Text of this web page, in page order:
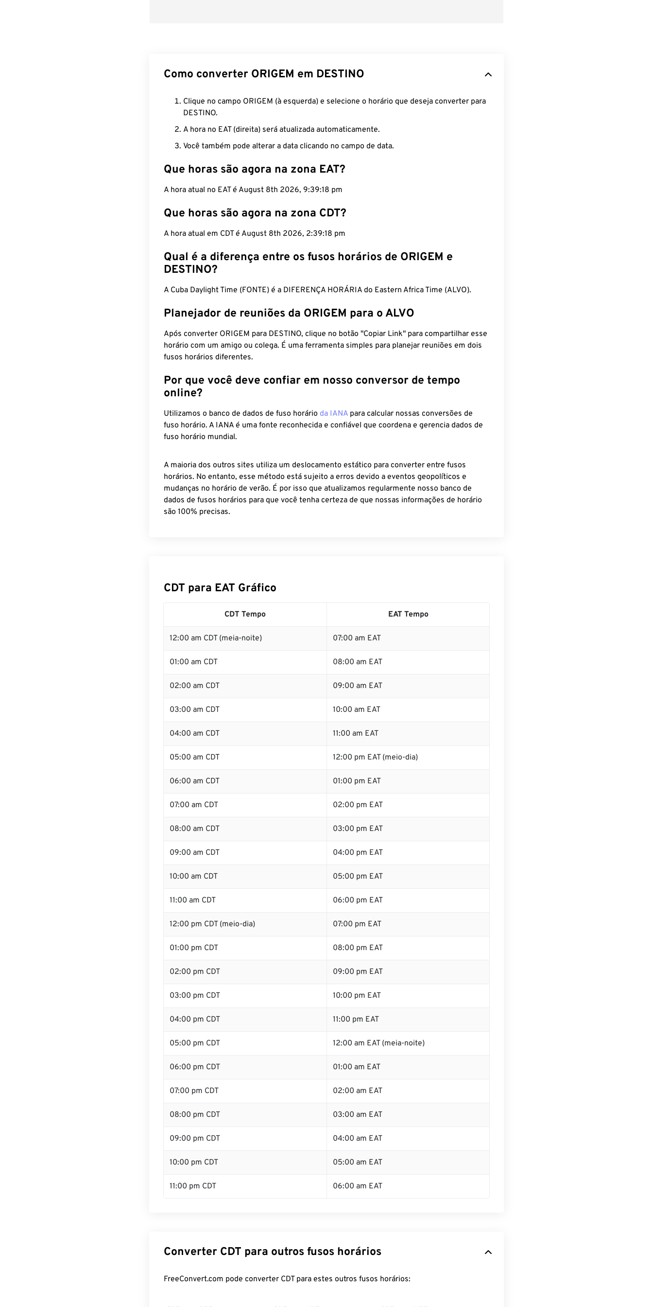
Como converter ORIGEM em DESTINO
Clique no campo ORIGEM (à esquerda) e selecione o horário que deseja converter para
DESTINO.
A hora no EAT (direita) será atualizada automaticamente.
Você também pode alterar a data clicando no campo de data.
Que horas são agora na zona EAT?
A hora atual no EAT é August 8th 2026, 9:39:19 pm
Que horas são agora na zona CDT?
A hora atual em CDT é August 8th 2026, 2:39:19 pm
Qual é a diferença entre os fusos horários de ORIGEM e
DESTINO?
A Cuba Daylight Time (FONTE) é a DIFERENÇA HORÁRIA do Eastern Africa Time (ALVO).
Planejador de reuniões da ORIGEM para o ALVO
Após converter ORIGEM para DESTINO, clique no botão "Copiar Link" para compartilhar esse
horário com um amigo ou colega. É uma ferramenta simples para planejar reuniões em dois
fusos horários diferentes.
Por que você deve confiar em nosso conversor de tempo
online?
Utilizamos o banco de dados de fuso horário da IANA para calcular nossas conversões de
fuso horário. A IANA é uma fonte reconhecida e confiável que coordena e gerencia dados de
fuso horário mundial.
A maioria dos outros sites utiliza um deslocamento estático para converter entre fusos
horários. No entanto, esse método está sujeito a erros devido a eventos geopolíticos e
mudanças no horário de verão. É por isso que atualizamos regularmente nosso banco de
dados de fusos horários para que você tenha certeza de que nossas informações de horário
são 100% precisas.
CDT para EAT Gráfico
CDT Tempo EAT Tempo
12:00 am CDT (meia-noite) 07:00 am EAT
01:00 am CDT 08:00 am EAT
02:00 am CDT 09:00 am EAT
03:00 am CDT 10:00 am EAT
04:00 am CDT 11:00 am EAT
05:00 am CDT 12:00 pm EAT (meio-dia)
06:00 am CDT 01:00 pm EAT
07:00 am CDT 02:00 pm EAT
08:00 am CDT 03:00 pm EAT
09:00 am CDT 04:00 pm EAT
10:00 am CDT 05:00 pm EAT
11:00 am CDT 06:00 pm EAT
12:00 pm CDT (meio-dia) 07:00 pm EAT
01:00 pm CDT 08:00 pm EAT
02:00 pm CDT 09:00 pm EAT
03:00 pm CDT 10:00 pm EAT
04:00 pm CDT 11:00 pm EAT
05:00 pm CDT 12:00 am EAT (meia-noite)
06:00 pm CDT 01:00 am EAT
07:00 pm CDT 02:00 am EAT
08:00 pm CDT 03:00 am EAT
09:00 pm CDT 04:00 am EAT
10:00 pm CDT 05:00 am EAT
11:00 pm CDT 06:00 am EAT
Converter CDT para outros fusos horários
FreeConvert.com pode converter CDT para estes outros fusos horários: